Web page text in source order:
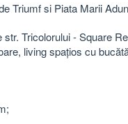
Triumf si Piata Marii
Tricolorului - Square
living spațios cu